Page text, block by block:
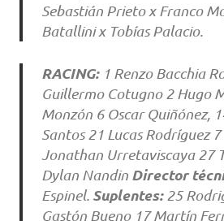
Sebastián Prieto x Franco
Batallini x Tobías Palacio.
RACING:1 Renzo Bacchia
Guillermo Cotugno 2 Hugo
Monzón 6 Oscar Quiñónez,
Santos 21 Lucas Rodríguez
Jonathan Urretaviscaya 27
Dylan Nandin Director
Espinel. Suplentes: 25
Gastón Bueno 17 Martín